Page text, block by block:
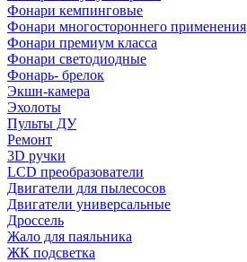
Фонари кемпинговые
Фонари многостороннего применения
Фонари премиум класса
Фонари светодиодные
Фонарь- брелок
Экшн-камера
Эхолоты
Пульты ДУ
Ремонт
3D ручки
LCD преобразователи
Двигатели для пылесосов
Двигатели универсальные
Дроссель
Жало для паяльника
ЖК подсветка